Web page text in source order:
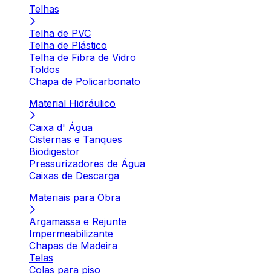
Telhas
Telha de PVC
Telha de Plástico
Telha de Fibra de Vidro
Toldos
Chapa de Policarbonato
Material Hidráulico
Caixa d' Água
Cisternas e Tanques
Biodigestor
Pressurizadores de Água
Caixas de Descarga
Materiais para Obra
Argamassa e Rejunte
Impermeabilizante
Chapas de Madeira
Telas
Colas para piso